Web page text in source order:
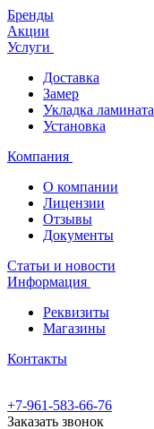
Бренды
Акции
Услуги
Доставка
Замер
Укладка ламината
Установка
Компания
О компании
Лицензии
Отзывы
Документы
Статьи и новости
Информация
Реквизиты
Магазины
Контакты
+7-961-583-66-76
Заказать звонок